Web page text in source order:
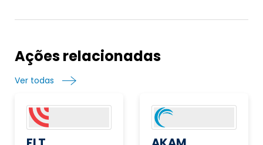
comércio eletrônico global. A empresa também faz
back-end de sistemas para nomes de domínio .cc,
distribuídos, rede, segurança e serviços de
em 1995 e está sediada em Reston, Virgínia.
Ações relacionadas
Ver todas